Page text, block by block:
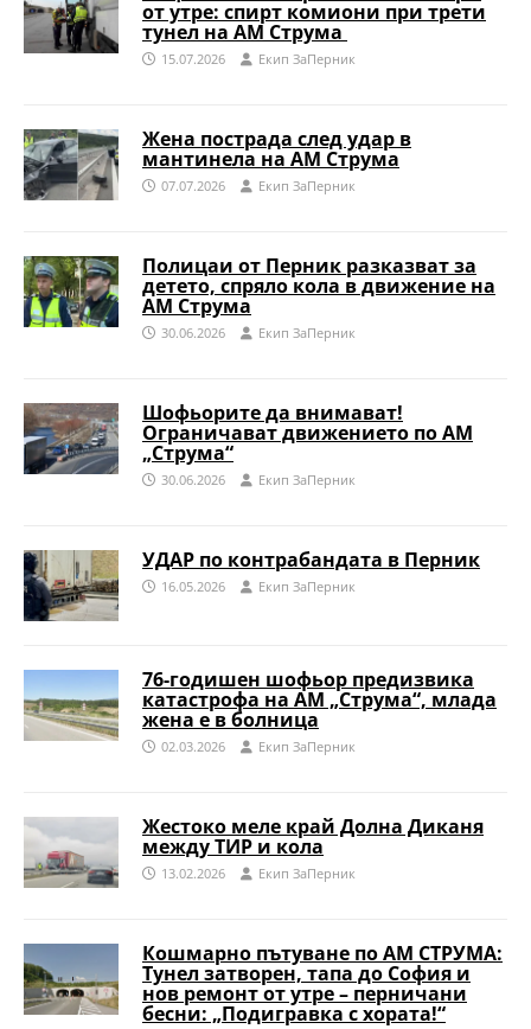
от утре: спирт комиони при трети
тунел на АМ Струма
15.07.2026 Eкип ЗаПерник
Жена пострада след удар в
мантинела на АМ Струма
07.07.2026 Eкип ЗаПерник
Полицаи от Перник разказват за
детето, спряло кола в движение на
АМ Струма
30.06.2026 Eкип ЗаПерник
Шофьорите да внимават!
Ограничават движението по АМ
„Струма“
30.06.2026 Eкип ЗаПерник
УДАР по контрабандата в Перник
16.05.2026 Eкип ЗаПерник
76-годишен шофьор предизвика
катастрофа на АМ „Струма“, млада
жена е в болница
02.03.2026 Eкип ЗаПерник
Жестоко меле край Долна Диканя
между ТИР и кола
13.02.2026 Eкип ЗаПерник
Кошмарно пътуване по АМ СТРУМА:
Тунел затворен, тапа до София и
нов ремонт от утре – перничани
бесни: „Подигравка с хората!“